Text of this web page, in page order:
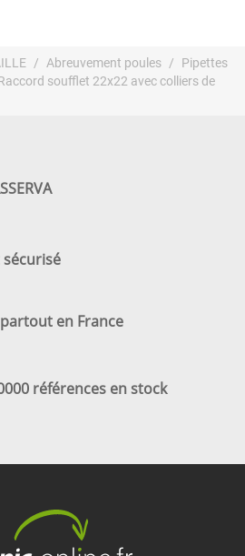
Abreuvement poules
Pipettes
soufflet 22x22 avec colliers de
en France
références en stock